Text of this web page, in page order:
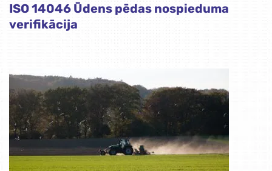
ISO 14046 Ūdens pēdas nospieduma
verifikācija